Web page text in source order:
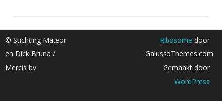
© Stichting Mateor
en Dick Bruna /
Mercis bv
Ribosome door
GalussoThemes.com
Gemaakt door
WordPress